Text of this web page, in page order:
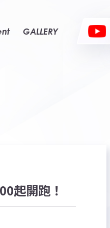
GALLERY
起開跑！